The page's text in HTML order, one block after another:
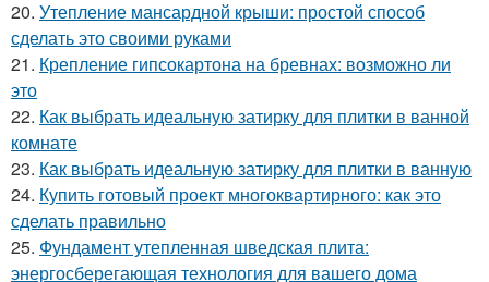
20. Утепление мансардной крыши: простой способ
сделать это своими руками
21. Крепление гипсокартона на бревнах: возможно ли
это
22. Как выбрать идеальную затирку для плитки в ванной
комнате
23. Как выбрать идеальную затирку для плитки в ванную
24. Купить готовый проект многоквартирного: как это
сделать правильно
25. Фундамент утепленная шведская плита:
энергосберегающая технология для вашего дома